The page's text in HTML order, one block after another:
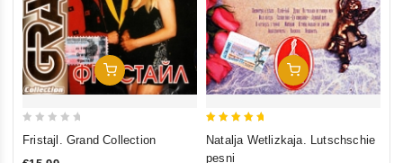
In Den Warenkorb
Fristajl. Grand Collection
In Den Warenkorb
out of 5
Natalja Wetlizkaja. Lutschschie
pesni